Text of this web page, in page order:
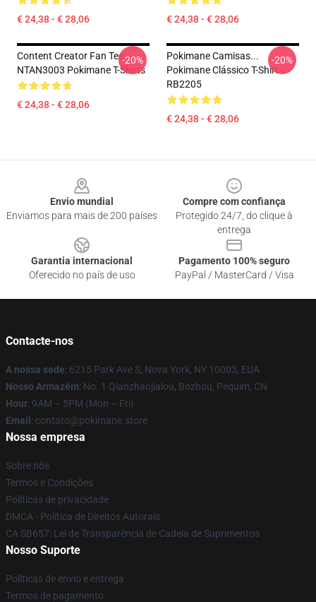
€ 24,38 - € 28,06 € 24,38 - € 28,06
Content Creator Fan Tee
NTAN3003 Pokimane T-Shirts
€ 24,38 - € 28,06
-20%
Pokimane Camisas...
Pokimane Clássico T-Shirt
RB2205
€ 24,38 - € 28,06
-20%
Envio mundial
Enviamos para mais de 200 países
Compre com confiança
Protegido 24/7, do clique à
entrega
Garantia internacional
Oferecido no país de uso
Pagamento 100% seguro
PayPal / MasterCard / Visa
Contacte-nos
A nossa sede: 6215 Park Ave S, Nova York, NY 10003, EUA
Nosso Armazém: No. 1 Qianzhaojialou, Bozhou, Pequim, CN
Hour: 9AM – 5PM (Mon – Fri)
Email : contato@pokimane.store
Nossa empresa
Sobre nós
Termos e Condições
Políticas de privacidade
DMCA - Política de Direitos Autorais
CA SB657: Lei de Transparência de Cadeia de Suprimentos
Nosso Suporte
Políticas de envio e entrega
Termos de pagamento